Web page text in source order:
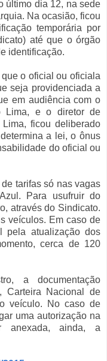
último dia 12, na sede
Na ocasião, ficou
temporária por
até que o órgão
identificação.
o oficial ou oficiala
seja providenciada a
em audiência com o
Lima, e o diretor de
ficou deliberado
a lei, o ônus
do oficial ou
tarifas só nas vagas
Para usufruir do
através do Sindicato.
veículos. Em caso de
pela atualização dos
cerca de 120
a documentação
Carteira Nacional de
veículo. No caso de
uma autorização na
anexada, ainda, a